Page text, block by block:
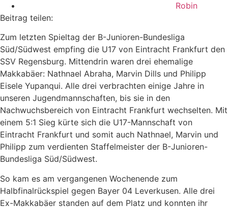
Robin
Beitrag teilen:
Zum letzten Spieltag der B-Junioren-Bundesliga
Süd/Südwest empfing die U17 von Eintracht Frankfurt den
SSV Regensburg. Mittendrin waren drei ehemalige
Makkabäer: Nathnael Abraha, Marvin Dills und Philipp
Eisele Yupanqui. Alle drei verbrachten einige Jahre in
unseren Jugendmannschaften, bis sie in den
Nachwuchsbereich von Eintracht Frankfurt wechselten. Mit
einem 5:1 Sieg kürte sich die U17-Mannschaft von
Eintracht Frankfurt und somit auch Nathnael, Marvin und
Philipp zum verdienten Staffelmeister der B-Junioren-
Bundesliga Süd/Südwest.
So kam es am vergangenen Wochenende zum
Halbfinalrückspiel gegen Bayer 04 Leverkusen. Alle drei
Ex-Makkabäer standen auf dem Platz und konnten ihr